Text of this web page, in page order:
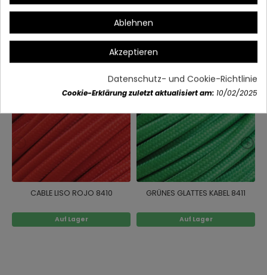
Vielleicht gefällt Ihnen auch
CABLE LISO ROJO 8410
Auf Lager
GRÜNES GLATTES KABEL 8411
Auf Lager
Ablehnen
Akzeptieren
Datenschutz- und Cookie-Richtlinie
Cookie-Erklärung zuletzt aktualisiert am: 10/02/2025